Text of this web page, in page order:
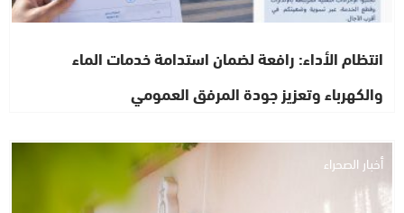
انتظام الأداء: رافعة لضمان استدامة خدمات الماء
والكهرباء وتعزيز جودة المرفق العمومي
أخبار الصحراء